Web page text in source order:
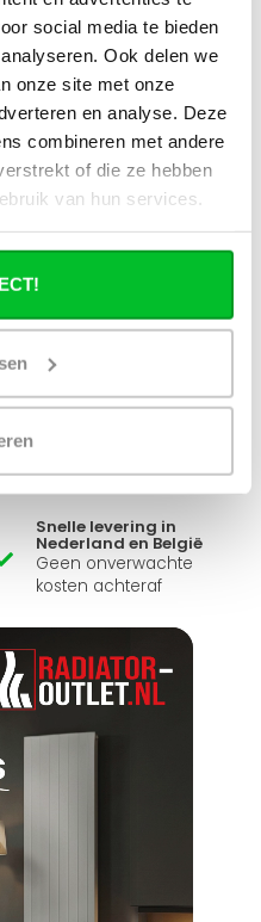
social media te bieden
Ook delen we
onze site met onze
en analyse. Deze
combineren met andere
of die ze hebben
van hun services.
met
ook bij 40
?
Snelle levering in
Nederland en België
Geen onverwachte
kosten achteraf